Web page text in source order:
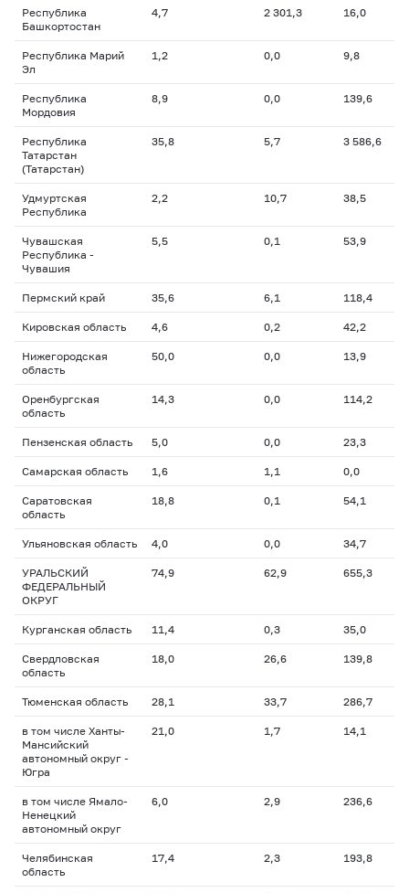
Республика
Башкортостан
4,7 2 301,3 16,0
Республика Марий
Эл
1,2 0,0 9,8
Республика
Мордовия
8,9 0,0 139,6
Республика
Татарстан
(Татарстан)
35,8 5,7 3 586,6
Удмуртская
Республика
2,2 10,7 38,5
Чувашская
Республика -
Чувашия
5,5 0,1 53,9
Пермский край 35,6 6,1 118,4
Кировская область 4,6 0,2 42,2
Нижегородская
область
50,0 0,0 13,9
Оренбургская
область
14,3 0,0 114,2
Пензенская область 5,0 0,0 23,3
Самарская область 1,6 1,1 0,0
Саратовская
область
18,8 0,1 54,1
Ульяновская область 4,0 0,0 34,7
УРАЛЬСКИЙ
ФЕДЕРАЛЬНЫЙ
ОКРУГ
74,9 62,9 655,3
Курганская область 11,4 0,3 35,0
Свердловская
область
18,0 26,6 139,8
Тюменская область 28,1 33,7 286,7
в том числе Ханты-
Мансийский
автономный округ -
Югра
21,0 1,7 14,1
в том числе Ямало-
Ненецкий
автономный округ
6,0 2,9 236,6
Челябинская
область
17,4 2,3 193,8